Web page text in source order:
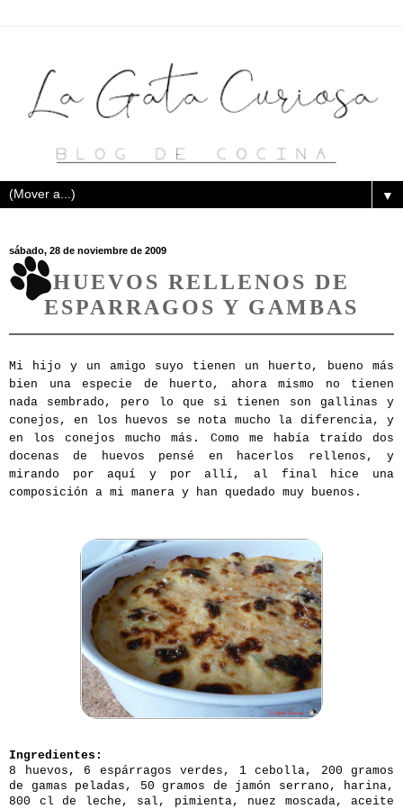
▼
sábado, 28 de noviembre de 2009
HUEVOS RELLENOS DE
ESPARRAGOS Y GAMBAS
Mi hijo y un amigo suyo tienen un huerto, bueno más
bien una especie de huerto, ahora mismo no tienen
nada sembrado, pero lo que si tienen son gallinas y
conejos, en los huevos se nota mucho la diferencia, y
en los conejos mucho más. Como me había traído dos
docenas de huevos pensé en hacerlos rellenos, y
mirando por aquí y por allí, al final hice una
composición a mi manera y han quedado muy buenos.
Ingredientes:
8 huevos, 6 espárragos verdes, 1 cebolla, 200 gramos
de gamas peladas, 50 gramos de jamón serrano, harina,
800 cl de leche, sal, pimienta, nuez moscada, aceite